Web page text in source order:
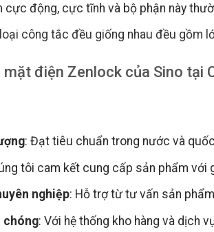
cực động, cực tĩnh và bộ phận này
công tắc đều giống nhau đều gồm
điện Zenlock của Sino tại
: Đạt tiêu chuẩn trong nước và
tôi cam kết cung cấp sản phẩm với
nghiệp: Hỗ trợ từ tư vấn sản
chóng: Với hệ thống kho hàng và dịch